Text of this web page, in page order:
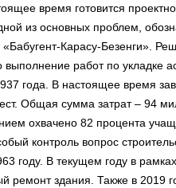
время готовится
из основных проблем,
Карасу-Безенги».
работ по укладке
года. В настоящее время
Общая сумма затрат – 94
охвачено 82 процента
контроль вопрос
году. В текущем году в
ремонт здания. Также в 2019